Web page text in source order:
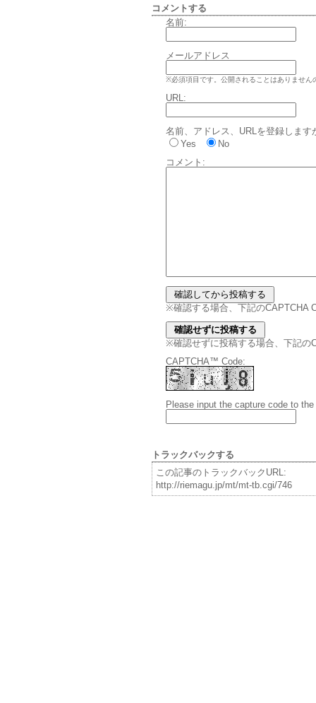
コメントする
名前:
メールアドレス
※必須項目です。公開されることはありません
URL:
名前、アドレス、URLを登録します
Yes
No
コメント:
※確認する場合、下記のCAPTCHA
※確認せずに投稿する場合、下記の
CAPTCHA™ Code:
Please input the capture code to
トラックバックする
この記事のトラックバックURL:
http://riemagu.jp/mt/mt-tb.cgi/746